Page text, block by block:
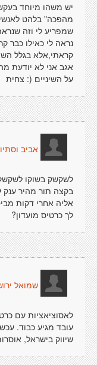
יש משהו מיוחד
מהפכה" בלהט
שמפריע לי וזה
נראה לי כאילו כבר
קראתי,אלא בגלל
אגב אני לא יודעת
על השיניים (: צחית
אביב וסתיו
לשקשק בשוקו
בקצה תור מהיר ענק
אליה אחרי דקות
לך כרטיס מועדון?
שמואל
לאסוציאציות עם
עובד מגיע כבוד.
שיווק בישראל,